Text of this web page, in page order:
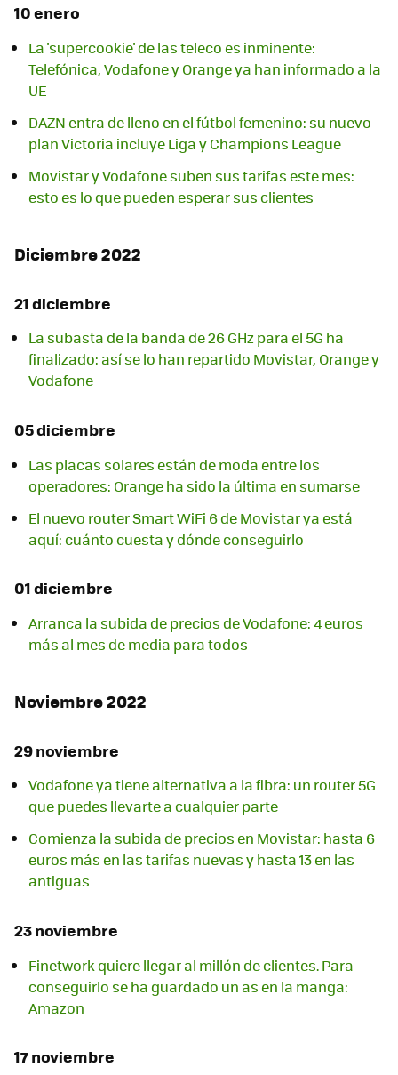
10 enero
La 'supercookie' de las teleco es inminente:
Telefónica, Vodafone y Orange ya han informado a la
UE
DAZN entra de lleno en el fútbol femenino: su nuevo
plan Victoria incluye Liga y Champions League
Movistar y Vodafone suben sus tarifas este mes:
esto es lo que pueden esperar sus clientes
Diciembre 2022
21 diciembre
La subasta de la banda de 26 GHz para el 5G ha
finalizado: así se lo han repartido Movistar, Orange y
Vodafone
05 diciembre
Las placas solares están de moda entre los
operadores: Orange ha sido la última en sumarse
El nuevo router Smart WiFi 6 de Movistar ya está
aquí: cuánto cuesta y dónde conseguirlo
01 diciembre
Arranca la subida de precios de Vodafone: 4 euros
más al mes de media para todos
Noviembre 2022
29 noviembre
Vodafone ya tiene alternativa a la fibra: un router 5G
que puedes llevarte a cualquier parte
Comienza la subida de precios en Movistar: hasta 6
euros más en las tarifas nuevas y hasta 13 en las
antiguas
23 noviembre
Finetwork quiere llegar al millón de clientes. Para
conseguirlo se ha guardado un as en la manga:
Amazon
17 noviembre